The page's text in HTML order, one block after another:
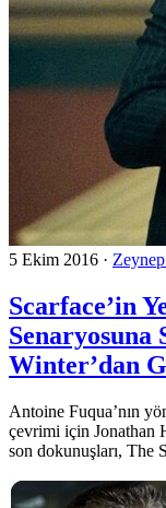
5 Ekim 2016 ·
Scarface’in
Senaryosuna
Winter’dan
Antoine Fuqua’nın
çevrimi için Jonathan
son dokunuşları, The